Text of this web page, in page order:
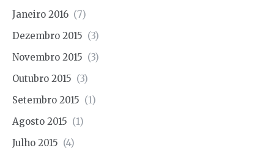
Janeiro 2016 (7)
Dezembro 2015 (3)
Novembro 2015 (3)
Outubro 2015 (3)
Setembro 2015 (1)
Agosto 2015 (1)
Julho 2015 (4)